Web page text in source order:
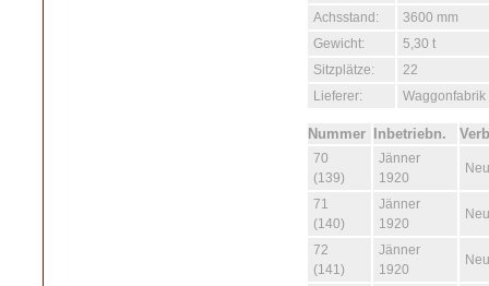
Achsstand:
3600 mm
Gewicht:
5,30 t
Sitzplätze:
22
Lieferer:
Nummer Inbetriebn.
70
(139)
Jänner
1920
71
(140)
Jänner
1920
72
(141)
Jänner
1920